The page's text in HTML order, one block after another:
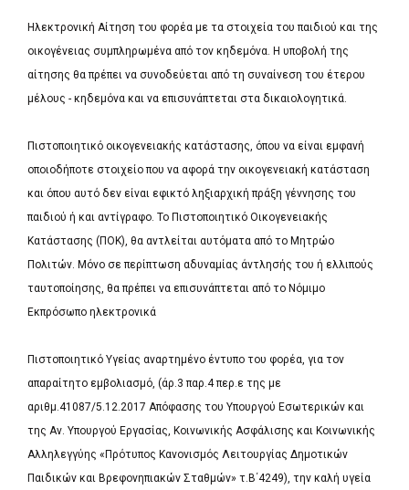
Ηλεκτρονική Αίτηση του φορέα με τα στοιχεία του παιδιού και της
οικογένειας συμπληρωμένα από τον κηδεμόνα. Η υποβολή της
αίτησης θα πρέπει να συνοδεύεται από τη συναίνεση του έτερου
μέλους - κηδεμόνα και να επισυνάπτεται στα δικαιολογητικά.
Πιστοποιητικό οικογενειακής κατάστασης, όπου να είναι εμφανή
οποιοδήποτε στοιχείο που να αφορά την οικογενειακή κατάσταση
και όπου αυτό δεν είναι εφικτό ληξιαρχική πράξη γέννησης του
παιδιού ή και αντίγραφο. Το Πιστοποιητικό Οικογενειακής
Κατάστασης (ΠΟΚ), θα αντλείται αυτόματα από το Μητρώο
Πολιτών. Μόνο σε περίπτωση αδυναμίας άντλησής του ή ελλιπούς
ταυτοποίησης, θα πρέπει να επισυνάπτεται από το Νόμιμο
Εκπρόσωπο ηλεκτρονικά
Πιστοποιητικό Υγείας αναρτημένο έντυπο του φορέα, για τον
απαραίτητο εμβολιασμό, (άρ.3 παρ.4 περ.ε της με
αριθμ.41087/5.12.2017 Απόφασης του Υπουργού Εσωτερικών και
της Αν. Υπουργού Εργασίας, Κοινωνικής Ασφάλισης και Κοινωνικής
Αλληλεγγύης «Πρότυπος Κανονισμός Λειτουργίας Δημοτικών
Παιδικών και Βρεφονηπιακών Σταθμών» τ.Β΄4249), την καλή υγεία